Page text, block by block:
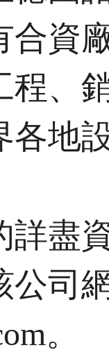
合資
程、
各地
詳盡
公司
。